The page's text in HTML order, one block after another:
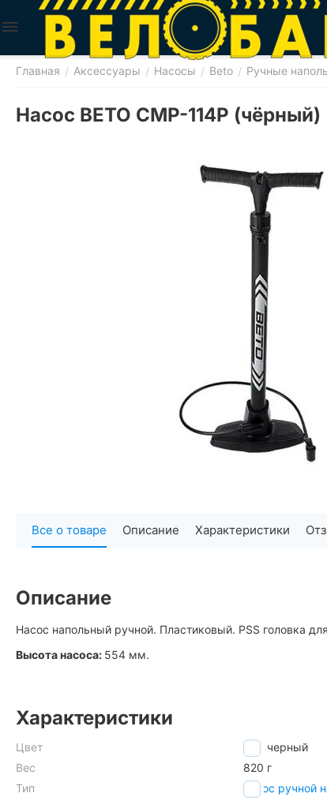
Главная / Аксессуары / Насосы / Beto / Ручные
Насос BETO CMP-114P (чёрный)
Все о товаре Описание Характеристики
Описание
Насос напольный ручной. Пластиковый. PSS головка
Высота насоса: 554 мм.
Характеристики
Цвет
черный
Вес
820 г
Тип
насос ручной